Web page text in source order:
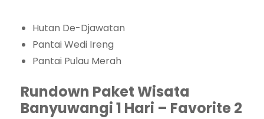
Hutan De-Djawatan
Pantai Wedi Ireng
Pantai Pulau Merah
Rundown Paket Wisata
Banyuwangi 1 Hari – Favorite 2